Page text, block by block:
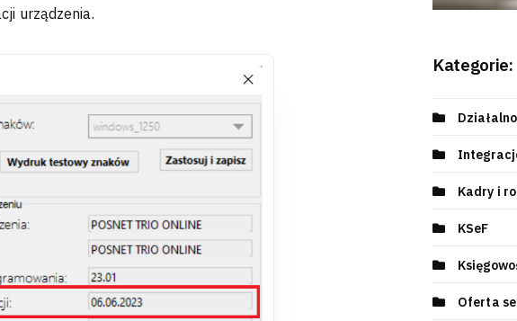
urządzenia.
Kategorie:
Kadry i
KSeF
Oferta